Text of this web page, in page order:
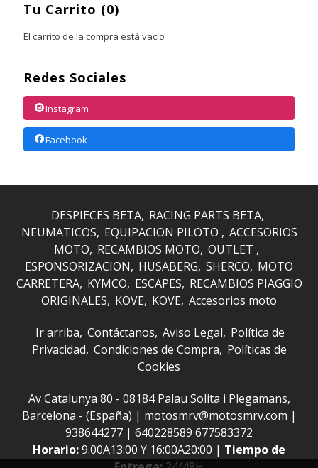
Tu Carrito (0)
El carrito de la compra está vacío
Redes Sociales
Instagram
Facebook
DESPIECES BETA RACING PARTS BETA
NEUMATICOS EQUIPACION PILOTO
ACCESORIOS
MOTO RECAMBIOS MOTO OUTLET
ESPONSORIZACION
HUSABERG SHERCO MOTO
CARRETERA KYMCO ESCAPES RECAMBIOS PIAGGIO
ORIGINALES KOVE KOVE Accesorios moto
Ir arriba Contáctanos Aviso Legal Política de
Privacidad Condiciones de Compra Políticas de
Cookies
Av Catalunya 80 - 08184 Palau Solita i Plegamans,
Barcelona - (España) | motosmrv@motosmrv.com |
938644277 | 640228589 677583372
Horario:9.00A13:00 Y 16:00A20:00 | Tiempo de